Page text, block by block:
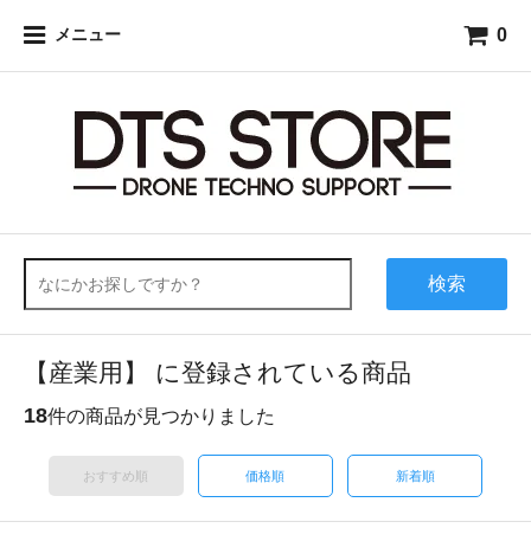
メニュー 0
検索
【産業用】 に登録されている商品
18件の商品が見つかりました
おすすめ順 価格順 新着順